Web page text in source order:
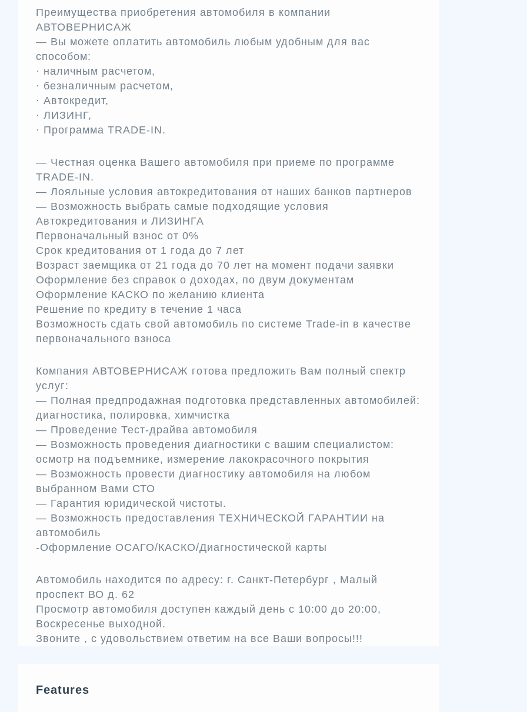
Преимущества приобретения автомобиля в компании
АВТОВЕРНИСАЖ
— Вы можете оплатить автомобиль любым удобным для вас
способом:
· наличным расчетом,
· безналичным расчетом,
· Автокредит,
· ЛИЗИНГ,
· Программа TRADЕ-IN.
— Честная оценка Вашего автомобиля при приеме по программе
TRADE-IN.
— Лояльные условия автокредитования от наших банков партнеров
— Возможность выбрать самые подходящие условия
Автокредитования и ЛИЗИНГА
Первоначальный взнос от 0%
Срок кредитования от 1 года до 7 лет
Возраст заемщика от 21 года до 70 лет на момент подачи заявки
Оформление без справок о доходах, по двум документам
Оформление КАСКО по желанию клиента
Решение по кредиту в течение 1 часа
Возможность сдать свой автомобиль по системе Trade-in в качестве
первоначального взноса
Компания АВТОВЕРНИСАЖ готова предложить Вам полный спектр
услуг:
— Полная предпродажная подготовка представленных автомобилей:
диагностика, полировка, химчистка
— Проведение Тест-драйва автомобиля
— Возможность проведения диагностики с вашим специалистом:
осмотр на подъемнике, измерение лакокрасочного покрытия
— Возможность провести диагностику автомобиля на любом
выбранном Вами СТО
— Гарантия юридической чистоты.
— Возможность предоставления ТЕХНИЧЕСКОЙ ГАРАНТИИ на
автомобиль
-Оформление ОСАГО/КАСКО/Диагностической карты
Автомобиль находится по адресу: г. Санкт-Петербург , Малый
проспект ВО д. 62
Просмотр автомобиля доступен каждый день с 10:00 до 20:00,
Воскресенье выходной.
Звоните , с удовольствием ответим на все Ваши вопросы!!!
Features